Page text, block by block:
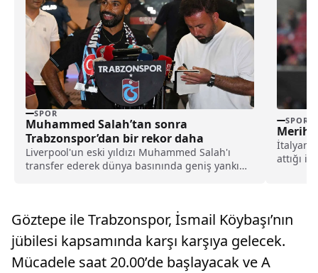
SPOR
Muhammed Salah’tan sonra
Trabzonspor’dan bir rekor daha
Liverpool'un eski yıldızı Muhammed Salah'ı
transfer ederek dünya basınında geniş yankı
açıkladı.
SPOR
Merih
İtalyan
attığı
Göztepe ile Trabzonspor, İsmail Köybaşı’nın
jübilesi kapsamında karşı karşıya gelecek.
Mücadele saat 20.00’de başlayacak ve A